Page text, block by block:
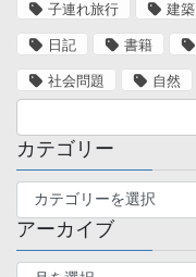
子連れ旅行 建築
日記 書籍
社会問題 自然
カテゴリー
テ
ゴ
リ
アーカイブ
ア